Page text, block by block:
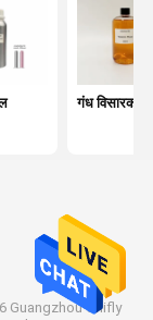
गंध विसारक
Guangzhou Chifly